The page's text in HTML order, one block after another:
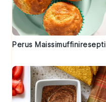
Perus Maissimuffiniresepti